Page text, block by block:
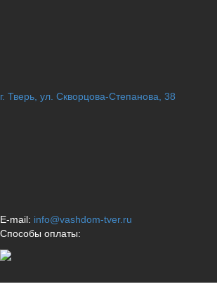
г. Тверь, ул. Скворцова-Степанова, 38
E-mail: info@vashdom-tver.ru
Способы оплаты: